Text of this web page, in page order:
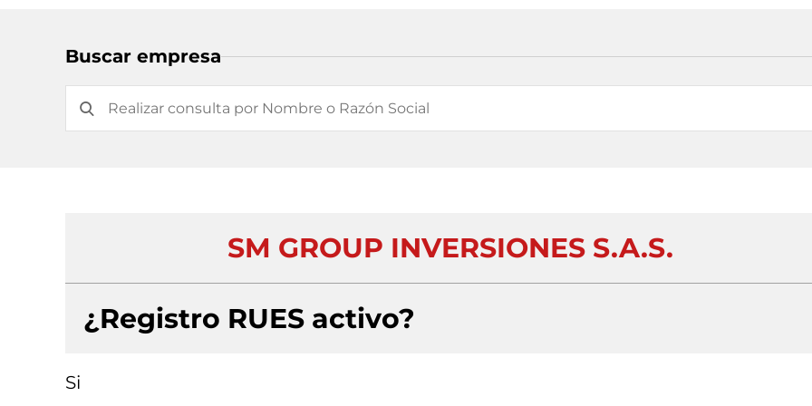
Buscar empresa
SM GROUP INVERSIONES S.A.S.
¿Registro RUES activo?
Si